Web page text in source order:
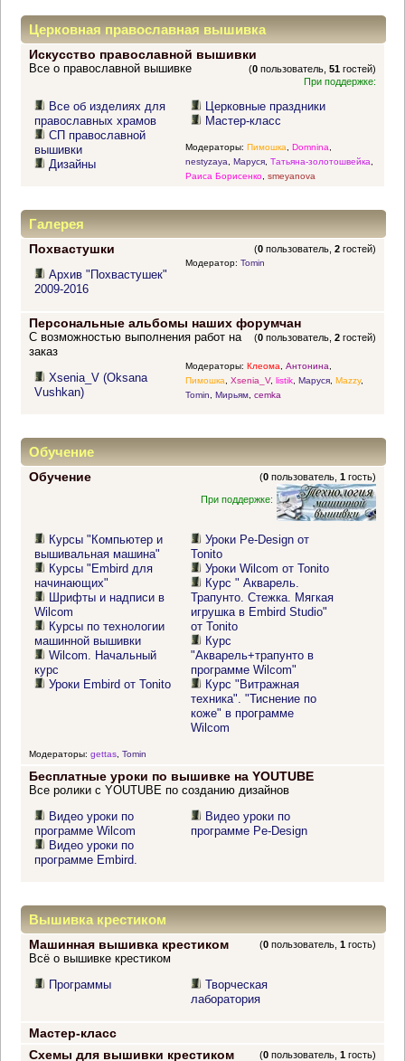
Церковная православная вышивка
Искусство православной вышивки
(0 пользователь,51 гостей)
Все о православной вышивке
При поддержке:
Все об изделиях для
православных храмов
СП православной
вышивки
Дизайны
Церковные праздники
Мастер-класс
Модераторы: Пимошка Domnina
nestyzaya
Маруся, Татьяна-золотошвейка
Раиса Борисенко, smeyanova
Галерея
Похвастушки (0 пользователь,2 гостей)
Архив "Похвастушек"
2009-2016
Модератор: Tomin
Персональные альбомы наших форумчан
(0 пользователь,2 гостей)
С возможностью выполнения работ на
заказ
Xsenia_V (Oksana
Vushkan)
Модераторы: Клеома, Антонина,
Пимошка, Xsenia_V, listik, Маруся, Mazzy,
Tomin, Мирьям, cemka
Обучение
Обучение (0 пользователь,1 гость)
При поддержке:
Курсы "Компьютер и
вышивальная машина"
Курсы "Embird для
начинающих"
Шрифты и надписи в
Wilcom
Курсы по технологии
машинной вышивки
Wilcom. Начальный
курс
Уроки Embird от Tonito
Уроки Pe-Design от
Tonito
Уроки Wilcom от Tonito
Курс " Акварель.
Трапунто. Стежка. Мягкая
игрушка в Embird Studio"
от Tonito
Курс
"Акварель+трапунто в
программе Wilcom"
Курс "Витражная
техника". "Тиснение по
коже" в программе
Wilcom
Модераторы: gettas, Tomin
Бесплатные уроки по вышивке на YOUTUBE
Все ролики с YOUTUBE по созданию дизайнов
Видео уроки по
программе Wilcom
Видео уроки по
программе Embird.
Видео уроки по
программе Pe-Design
Вышивка крестиком
Машинная вышивка крестиком (0 пользователь,1 гость)
Всё о вышивке крестиком
Программы
Творческая
лаборатория
Мастер-класс
Схемы для вышивки крестиком
(0 пользователь,1 гость)